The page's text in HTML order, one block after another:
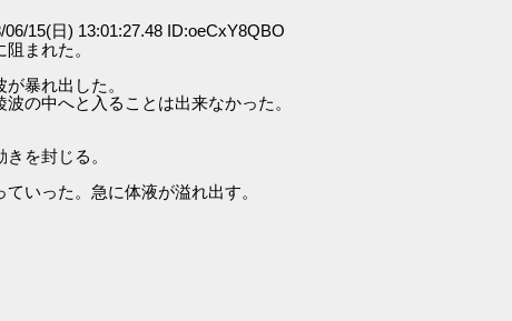
06/15(日) 13:01:27.48 ID:oeCxY8QBO
まれた。
暴れ出した。
の中へと入ることは出来なかった。
を封じる。
いった。急に体液が溢れ出す。